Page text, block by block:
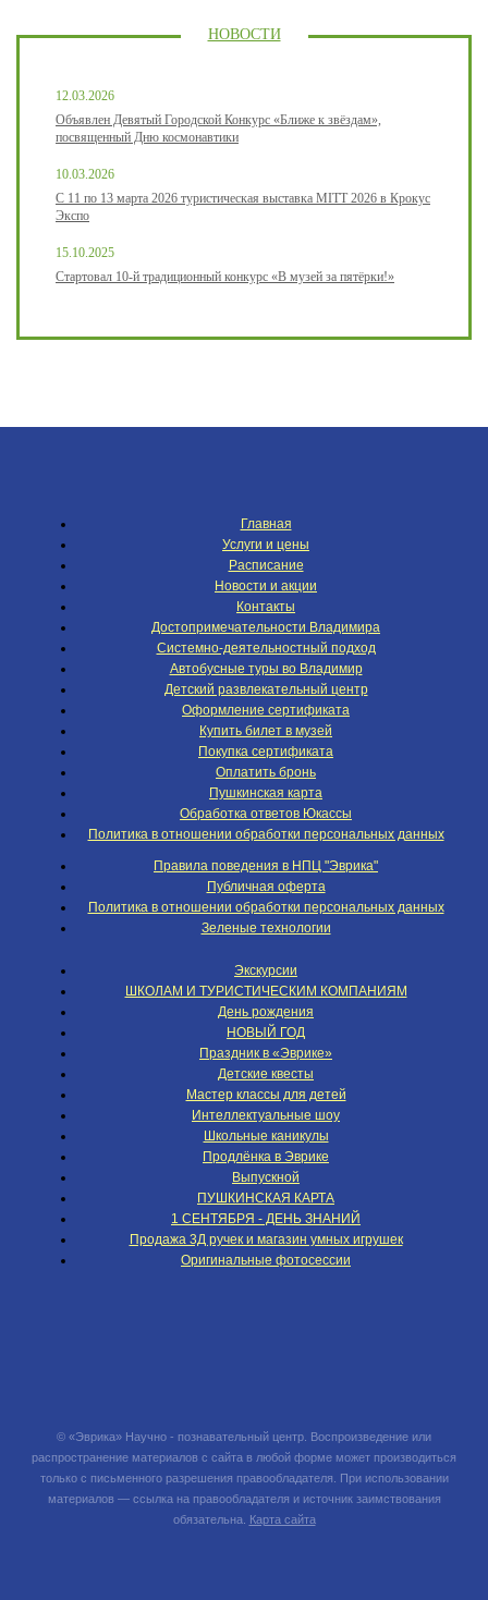
НОВОСТИ
12.03.2026
Объявлен Девятый Городской Конкурс «Ближе к звёздам»,
посвященный Дню космонавтики
10.03.2026
С 11 по 13 марта 2026 туристическая выставка MITT 2026 в Крокус
Экспо
15.10.2025
Стартовал 10-й традиционный конкурс «В музей за пятёрки!»
Главная
Услуги и цены
Расписание
Новости и акции
Контакты
Достопримечательности Владимира
Системно-деятельностный подход
Автобусные туры во Владимир
Детский развлекательный центр
Оформление сертификата
Купить билет в музей
Покупка сертификата
Оплатить бронь
Пушкинская карта
Обработка ответов Юкассы
Политика в отношении обработки персональных данных
Правила поведения в НПЦ "Эврика"
Публичная оферта
Политика в отношении обработки персональных данных
Зеленые технологии
Экскурсии
ШКОЛАМ И ТУРИСТИЧЕСКИМ КОМПАНИЯМ
День рождения
НОВЫЙ ГОД
Праздник в «Эврике»
Детские квесты
Мастер классы для детей
Интеллектуальные шоу
Школьные каникулы
Продлёнка в Эврике
Выпускной
ПУШКИНСКАЯ КАРТА
1 СЕНТЯБРЯ - ДЕНЬ ЗНАНИЙ
Продажа 3Д ручек и магазин умных игрушек
Оригинальные фотосессии
© «Эврика» Научно - познавательный центр. Воспроизведение или
распространение материалов с сайта в любой форме может производиться
только с письменного разрешения правообладателя. При использовании
материалов — ссылка на правообладателя и источник заимствования
обязательна. Карта сайта